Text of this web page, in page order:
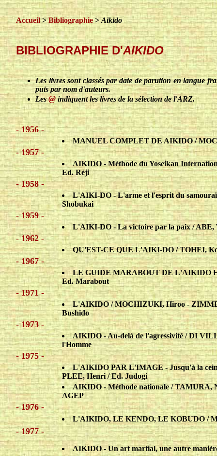
Accueil>Bibliographie>Aïkido
BIBLIOGRAPHIE D'AIKIDO
Les livres sont classés par date de parution en langue
puis par nom d'auteurs.
Les@indiquent les livres de la sélection de l'ARZ.
- 1956 -
MANUEL COMPLET DE AIKIDO /
- 1957 -
AIKIDO - Méthode du Yoseikan
Ed. Réji
- 1958 -
L'AIKI-DO - L'arme et l'esprit du
Shobukai
- 1959 -
L'AIKI-DO - La victoire par la paix / ABE,
- 1962 -
QU'EST-CE QUE L'AIKI-DO / TOHEI,
- 1967 -
LE GUIDE MARABOUT DE L'AIKIDO
Ed. Marabout
- 1971 -
L'AIKIDO / MOCHIZUKI, Hiroo -
Bushido
- 1973 -
AIKIDO - Au-delà de l'agressivité / DI
l'Homme
- 1975 -
L'AIKIDO PAR L'IMAGE - Jusqu'à la
PLEE, Henri / Ed. Judogi
AIKIDO - Méthode nationale / TAMURA,
AGEP
- 1976 -
L'AIKIDO, LE KENDO, LE KOBUDO /
- 1977 -
AIKIDO - Un art martial, une autre